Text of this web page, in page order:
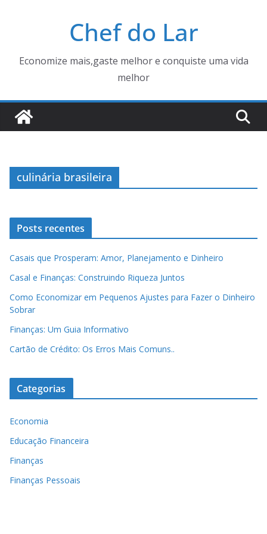
conteúdo
Chef do Lar
Economize mais,gaste melhor e conquiste uma vida
melhor
culinária brasileira
Posts recentes
Casais que Prosperam: Amor, Planejamento e Dinheiro
Casal e Finanças: Construindo Riqueza Juntos
Como Economizar em Pequenos Ajustes para Fazer o Dinheiro
Sobrar
Finanças: Um Guia Informativo
Cartão de Crédito: Os Erros Mais Comuns..
Categorias
Economia
Educação Financeira
Finanças
Finanças Pessoais